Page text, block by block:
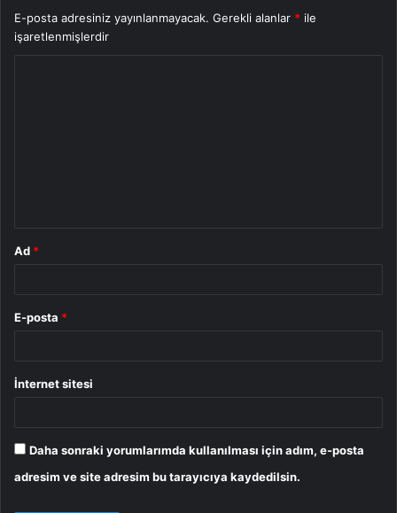
E-posta adresiniz yayınlanmayacak. Gerekli alanlar * ile
işaretlenmişlerdir
Ad *
E-posta *
İnternet sitesi
Daha sonraki yorumlarımda kullanılması için adım, e-posta
adresim ve site adresim bu tarayıcıya kaydedilsin.